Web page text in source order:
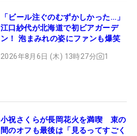
「ビール注ぐのむずかしかった…」
江口紗代が北海道で初ビアガーデ
ン！ 泡まみれの姿にファンも爆笑
2026年8月6日 (木) 13時27分 1
小祝さくらが長岡花火を満喫 束の
間のオフも最後は「見るってすごく